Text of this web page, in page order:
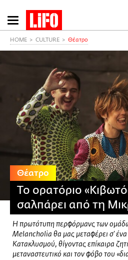
Παράκαμψη
προς
κυρίως
περιεχόμενο
HOME CULTURE Θέατρο
Θέατρο
Το ορατόριο
σαλπάρει από τη
Η πρωτότυπη περφόρμανς των
Melancholia θα μας μεταφέρει σ'
Κατακλυσμού, θίγοντας επίκαιρα
μεταναστευτικό και τον φόβο του